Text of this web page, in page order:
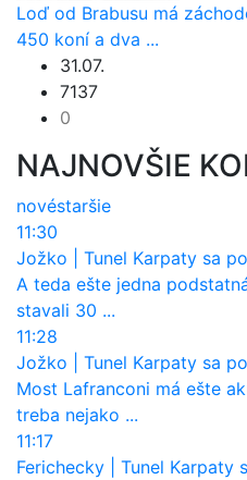
Loď od Brabusu má
450 koní a dva ...
31.07.
7137
0
NAJNOVŠIE
novéstaršie
11:30
Jožko
Tunel Karpaty sa posúva
A teda ešte jedna
stavali 30 ...
11:28
Jožko
Tunel Karpaty sa posúva
Most Lafranconi má ešte
treba nejako ...
11:17
Ferichecky
Tunel Karpaty sa